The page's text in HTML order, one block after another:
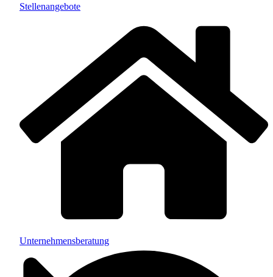
Stellenangebote
Unternehmensberatung